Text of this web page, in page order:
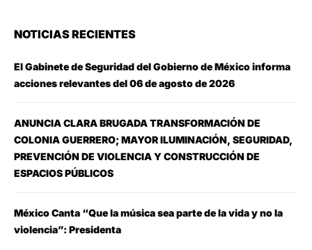
NOTICIAS RECIENTES
El Gabinete de Seguridad del Gobierno de México informa
acciones relevantes del 06 de agosto de 2026
ANUNCIA CLARA BRUGADA TRANSFORMACIÓN DE
COLONIA GUERRERO; MAYOR ILUMINACIÓN, SEGURIDAD,
PREVENCIÓN DE VIOLENCIA Y CONSTRUCCIÓN DE
ESPACIOS PÚBLICOS
México Canta “Que la música sea parte de la vida y no la
violencia”: Presidenta